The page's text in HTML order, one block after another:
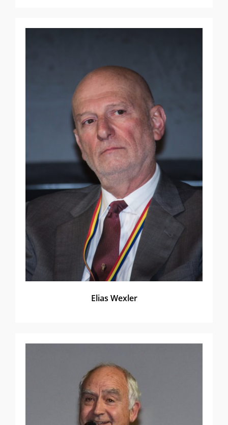
Elias Wexler